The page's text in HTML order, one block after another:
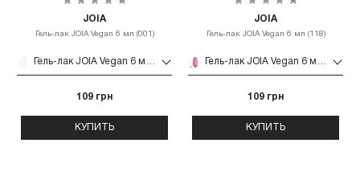
JOIA
Гель-лак JOIA Vegan 6 мл (001)
Гель-лак JOIA Vegan 6 мл (001)
109 грн
КУПИТЬ
JOIA
Гель-лак JOIA Vegan 6 мл (118)
Гель-лак JOIA Vegan 6 мл (118)
109 грн
КУПИТЬ